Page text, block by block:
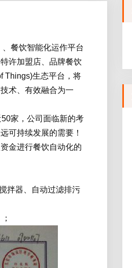
餐饮智能化运作平台
许加盟店、品牌餐饮
Things)生态平台，将
术、有效融合为一
家，公司面临新的考
可持续发展的需要！
金进行餐饮自动化的
拌器、自动过滤排污